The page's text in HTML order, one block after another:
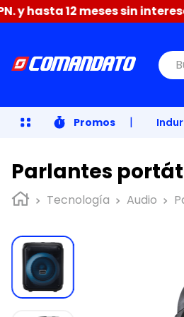
sin intereses con otras
Promos |
Parlantes
Tecnología Audio